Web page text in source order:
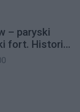
– paryski
fort. Historia